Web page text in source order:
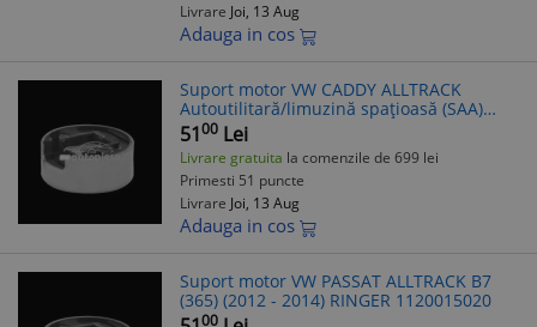
Livrare Joi, 13 Aug
Adauga in cos
Suport motor VW CADDY ALLTRACK
Autoutilitară/limuzină spațioasă (SAA)
(2015 - Prezent) RINGER 1120015020
5100 Lei
Livrare gratuita la comenzile de 699 lei
Primesti 51 puncte
Livrare Joi, 13 Aug
Adauga in cos
Suport motor VW PASSAT ALLTRACK B7
(365) (2012 - 2014) RINGER 1120015020
00